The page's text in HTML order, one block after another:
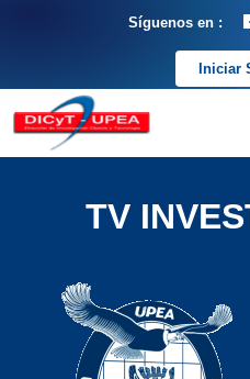
Síguenos en :
Iniciar
TV